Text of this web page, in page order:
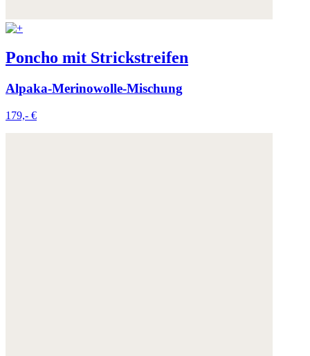
Poncho mit Strickstreifen
Alpaka-Merinowolle-Mischung
179,- €